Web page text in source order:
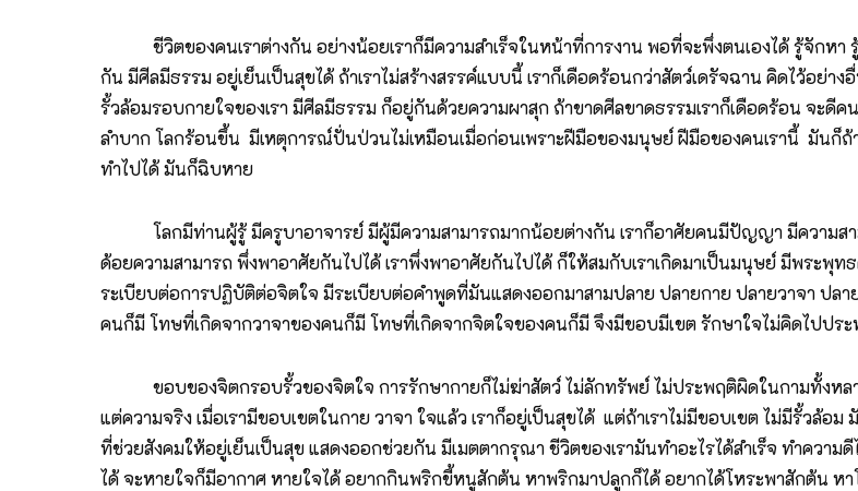
ชีวิตของคนเราต่างกัน อย่างน้อยเราก็มีความสำเร็จในหน้าที่การงาน พอที่จะพึ่งตนเองได้ รู้จักหา
กัน มีศีลมีธรรม อยู่เย็นเป็นสุขได้ ถ้าเราไม่สร้างสรรค์แบบนี้ เราก็เดือดร้อนกว่าสัตว์เดรัจฉาน คิดไว้อย่
รั้วล้อมรอบกายใจของเรา มีศีลมีธรรม ก็อยู่กันด้วยความผาสุก ถ้าขาดศีลขาดธรรมเราก็เดือดร้อน จะดี
ลำบาก โลกร้อนขึ้น มีเหตุการณ์ปั่นป่วนไม่เหมือนเมื่อก่อนเพราะฝีมือของมนุษย์ ฝีมือของคนเรานี้ มันก็
ทำไปได้ มันก็ฉิบหาย
โลกมีท่านผู้รู้ มีครูบาอาจารย์ มีผู้มีความสามารถมากน้อยต่างกัน เราก็อาศัยคนมีปัญญา มีความสา
ด้อยความสามารถ พึ่งพาอาศัยกันไปได้ เราพึ่งพาอาศัยกันไปได้ ก็ให้สมกับเราเกิดมาเป็นมนุษย์ มีพระพุ
ระเบียบต่อการปฏิบัติต่อจิตใจ มีระเบียบต่อคำพูดที่มันแสดงออกมาสามปลาย ปลายกาย ปลายวาจา ป
คนก็มี โทษที่เกิดจากวาจาของคนก็มี โทษที่เกิดจากจิตใจของคนก็มี จึงมีขอบมีเขต รักษาใจไม่คิดไปประ
ขอบของจิตกรอบรั้วของจิตใจ การรักษากายก็ไม่ฆ่าสัตว์ ไม่ลักทรัพย์ ไม่ประพฤติผิดในกามทั้งหลา
แต่ความจริง เมื่อเรามีขอบเขตในกาย วาจา ใจแล้ว เราก็อยู่เป็นสุขได้ แต่ถ้าเราไม่มีขอบเขต ไม่มีรั้วล้
ที่ช่วยสังคมให้อยู่เย็นเป็นสุข แสดงออกช่วยกัน มีเมตตากรุณา ชีวิตของเรามันทำอะไรได้สำเร็จ ทำความ
ได้ จะหายใจก็มีอากาศ หายใจได้ อยากกินพริกขี้หนูสักต้น หาพริกมาปลูกก็ได้ อยากได้โหระพาสักต้น